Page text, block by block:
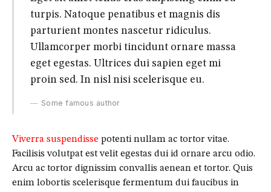
turpis. Natoque penatibus et magnis dis
parturient montes nascetur ridiculus.
Ullamcorper morbi tincidunt ornare massa
eget egestas. Ultrices dui sapien eget mi
proin sed. In nisl nisi scelerisque eu.
Some famous author
Viverra suspendisse potenti nullam ac tortor vitae.
Facilisis volutpat est velit egestas dui id ornare arcu odio.
Arcu ac tortor dignissim convallis aenean et tortor. Quis
enim lobortis scelerisque fermentum dui faucibus in